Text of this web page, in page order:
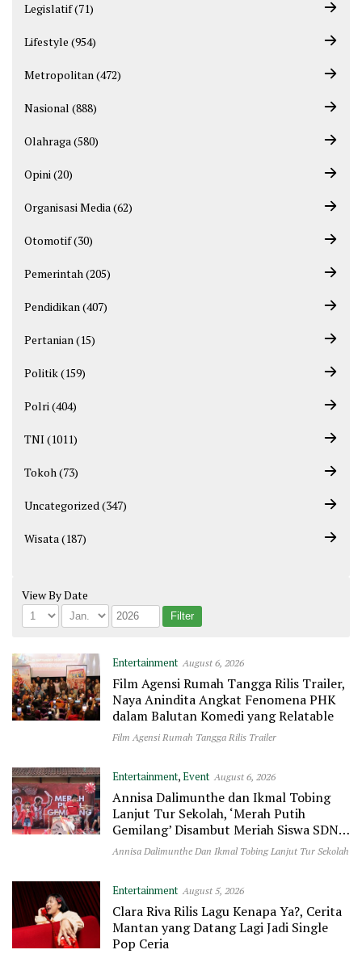
Legislatif (71)
Lifestyle (954)
Metropolitan (472)
Nasional (888)
Olahraga (580)
Opini (20)
Organisasi Media (62)
Otomotif (30)
Pemerintah (205)
Pendidikan (407)
Pertanian (15)
Politik (159)
Polri (404)
TNI (1011)
Tokoh (73)
Uncategorized (347)
Wisata (187)
View By Date
Entertainment August 6, 2026
Film Agensi Rumah Tangga Rilis Trailer,
Naya Anindita Angkat Fenomena PHK
dalam Balutan Komedi yang Relatable
Film Agensi Rumah Tangga Rilis Trailer
Entertainment,Event August 6, 2026
Annisa Dalimunthe dan Ikmal Tobing
Lanjut Tur Sekolah, ‘Merah Putih
Gemilang’ Disambut Meriah Siswa SDN
Jatinegara 01
Annisa Dalimunthe Dan Ikmal Tobing Lanjut Tur Sekolah
Entertainment August 5, 2026
Clara Riva Rilis Lagu Kenapa Ya?, Cerita
Mantan yang Datang Lagi Jadi Single
Pop Ceria